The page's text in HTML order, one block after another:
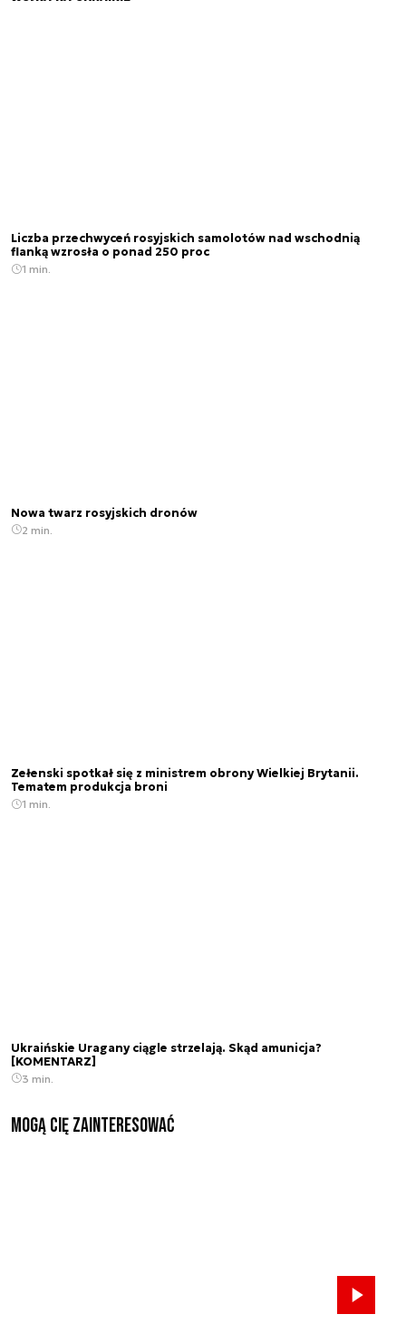
Liczba przechwyceń rosyjskich samolotów nad wschodnią
flanką wzrosła o ponad 250 proc
1 min.
Nowa twarz rosyjskich dronów
2 min.
Zełenski spotkał się z ministrem obrony Wielkiej Brytanii.
Tematem produkcja broni
1 min.
Ukraińskie Uragany ciągle strzelają. Skąd amunicja?
[KOMENTARZ]
3 min.
Mogą Cię zainteresować